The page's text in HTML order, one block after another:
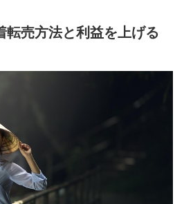
転売方法と利益を上げる